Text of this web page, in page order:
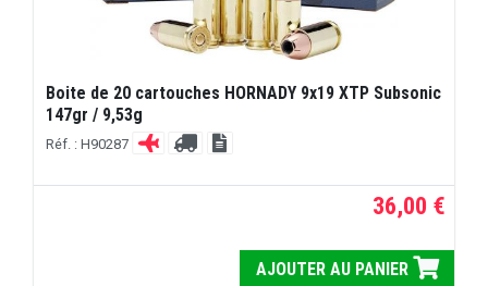
Boite de 20 cartouches HORNADY 9x19 XTP Subsonic
147gr / 9,53g
Réf. : H90287
36,00 €
AJOUTER AU PANIER